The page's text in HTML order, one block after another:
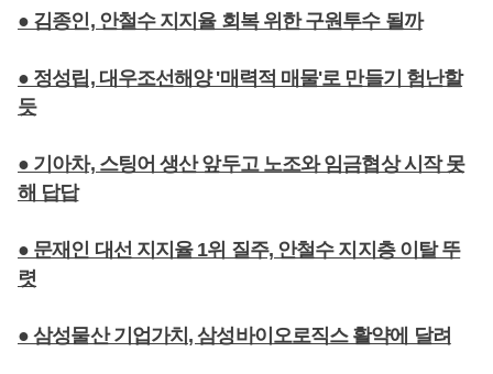
● 김종인, 안철수 지지율 회복 위한 구원투수 될까
● 정성립, 대우조선해양 '매력적 매물'로 만들기 험난할
듯
● 기아차, 스팅어 생산 앞두고 노조와 임금협상 시작 못
해 답답
● 문재인 대선 지지율 1위 질주, 안철수 지지층 이탈 뚜
렷
● 삼성물산 기업가치, 삼성바이오로직스 활약에 달려